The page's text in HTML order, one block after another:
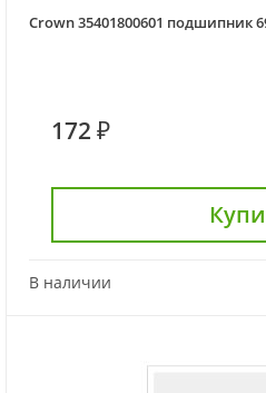
Crown 35401800601 подшипник
172 ₽
В наличии